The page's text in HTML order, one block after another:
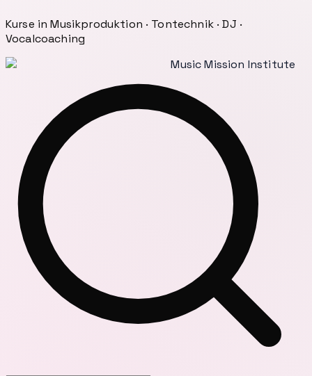
Kurse in Musikproduktion · Tontechnik · DJ ·
Vocalcoaching
Music Mission Institute